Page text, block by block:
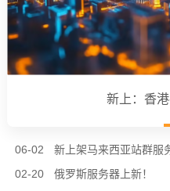
新上：香港
06-02
新上架马来西亚站群服
02-20
俄罗斯服务器上新！